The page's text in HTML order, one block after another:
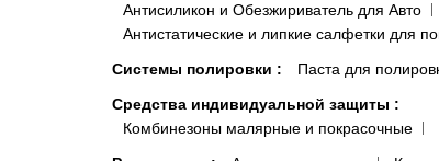
Антисиликон и Обезжириватель для Авто
Антистатические и липкие салфетки для
Системы полировки : Паста для
Средства индивидуальной защиты :
Комбинезоны малярные и покрасочные